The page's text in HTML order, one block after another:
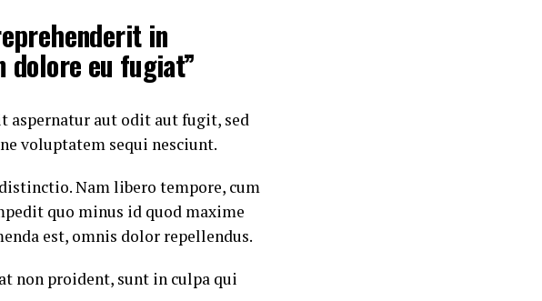
in
eu fugiat”
aspernatur aut odit aut fugit, sed
voluptatem sequi nesciunt.
Nam libero tempore, cum
quo minus id quod maxime
est, omnis dolor repellendus.
non proident, sunt in culpa qui